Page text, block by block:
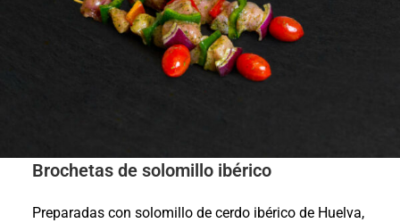
Brochetas de solomillo ibérico
Preparadas con solomillo de cerdo ibérico de Huelva,